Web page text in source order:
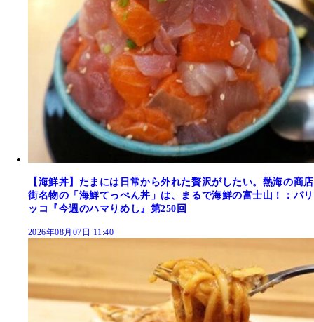
【海鮮丼】たまには日常から外れた贅沢がしたい。熱海の商店
街名物の「海鮮てっぺん丼」は、まるで海鮮の富士山！：パリ
ッコ『今週のハマりめし』第250回
2026年08月07日 11:40